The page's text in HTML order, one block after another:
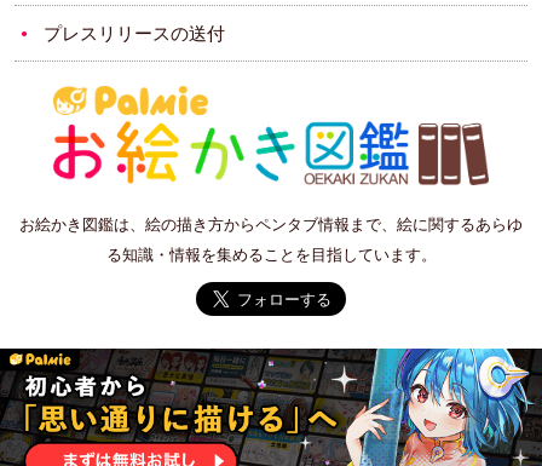
プレスリリースの送付
お絵かき図鑑は、絵の描き方からペンタブ情報まで、絵に関するあらゆ
る知識・情報を集めることを目指しています。